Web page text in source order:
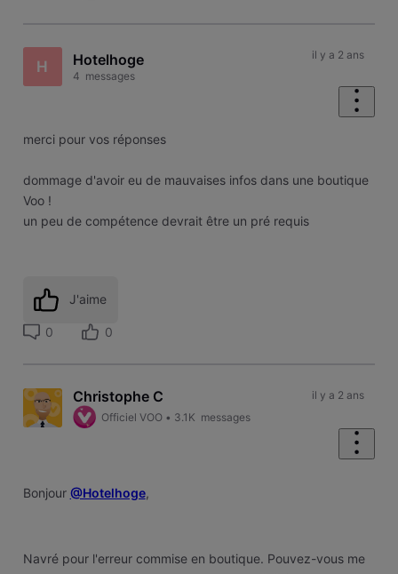
H Hotelhoge
4 messages
il y a 2 ans
merci pour vos réponses
dommage d'avoir eu de mauvaises infos dans une boutique
Voo !
un peu de compétence devrait être un pré requis
J'aime
0 0
Christophe C
Officiel VOO • 3.1K messages
il y a 2 ans
Bonjour @Hotelhoge,
Navré pour l'erreur commise en boutique. Pouvez-vous me